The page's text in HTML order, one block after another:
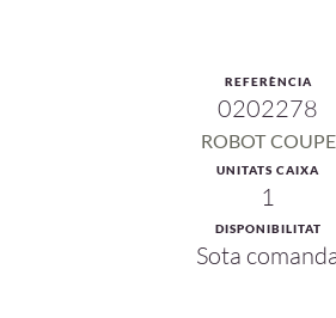
REFERÈNCIA
0202278
ROBOT COUPE
UNITATS CAIXA
1
DISPONIBILITAT
Sota